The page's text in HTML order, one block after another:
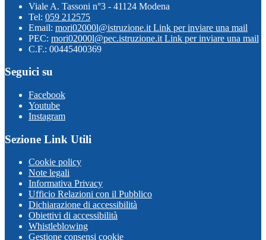
Viale A. Tassoni n°3 - 41124 Modena
Tel: 059 212575
Email: mori02000l@istruzione.it Link per inviare una mail
PEC: mori02000l@pec.istruzione.it Link per inviare una mail
C.F.: 00445400369
Seguici su
Facebook
Youtube
Instagram
Sezione Link Utili
Cookie policy
Note legali
Informativa Privacy
Ufficio Relazioni con il Pubblico
Dichiarazione di accessibilità
Obiettivi di accessibilità
Whistleblowing
Gestione consensi cookie